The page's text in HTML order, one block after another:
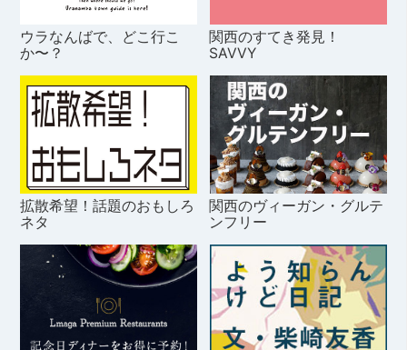
ウラなんばで、どこ行こ
か〜？
関西のすてき発見！
SAVVY
拡散希望！話題のおもしろ
ネタ
関西のヴィーガン・グルテ
ンフリー